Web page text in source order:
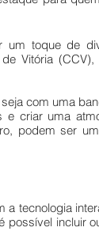
um toque de
Vitória
com uma
e criar uma
podem ser
a tecnologia
possível incluir